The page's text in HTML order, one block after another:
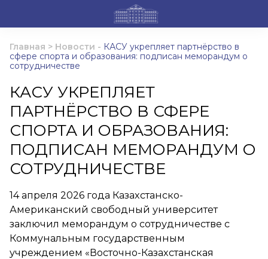
Главная > Новости - КАСУ укрепляет партнёрство в
сфере спорта и образования: подписан меморандум о
сотрудничестве
КАСУ УКРЕПЛЯЕТ
ПАРТНЁРСТВО В СФЕРЕ
СПОРТА И ОБРАЗОВАНИЯ:
ПОДПИСАН МЕМОРАНДУМ О
СОТРУДНИЧЕСТВЕ
14 апреля 2026 года Казахстанско-
Американский свободный университет
заключил меморандум о сотрудничестве с
Коммунальным государственным
учреждением «Восточно-Казахстанская